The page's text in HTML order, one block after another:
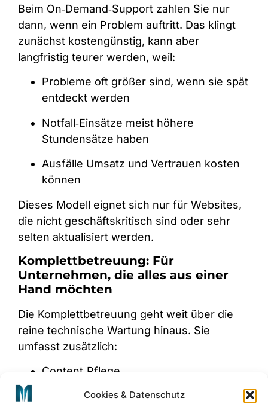
Cookies & Datenschutz
Beim On‑Demand‑Support zahlen Sie nur
dann, wenn ein Problem auftritt. Das klingt
zunächst kostengünstig, kann aber
langfristig teurer werden, weil:
Probleme oft größer sind, wenn sie spät
entdeckt werden
Notfall‑Einsätze meist höhere
Stundensätze haben
Ausfälle Umsatz und Vertrauen kosten
können
Dieses Modell eignet sich nur für Websites,
die nicht geschäftskritisch sind oder sehr
selten aktualisiert werden.
Komplettbetreuung: Für
Unternehmen, die alles aus einer
Hand möchten
Die Komplettbetreuung geht weit über die
reine technische Wartung hinaus. Sie
umfasst zusätzlich:
Content‑Pflege
SEO‑Unterstützung